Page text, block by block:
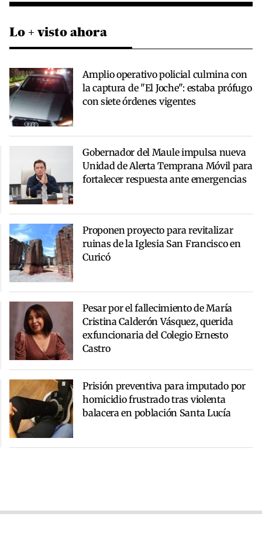
Lo + visto ahora
Amplio operativo policial culmina con
la captura de "El Joche": estaba prófugo
con siete órdenes vigentes
Gobernador del Maule impulsa nueva
Unidad de Alerta Temprana Móvil para
fortalecer respuesta ante emergencias
Proponen proyecto para revitalizar
ruinas de la Iglesia San Francisco en
Curicó
Pesar por el fallecimiento de María
Cristina Calderón Vásquez, querida
exfuncionaria del Colegio Ernesto
Castro
Prisión preventiva para imputado por
homicidio frustrado tras violenta
balacera en población Santa Lucía